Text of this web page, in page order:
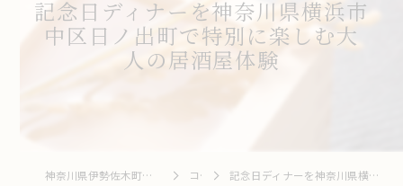
記念日ディナーを神奈川県横浜市
中区日ノ出町で特別に楽しむ大
人の居酒屋体験
神奈川県伊勢佐木町周辺の居酒屋なら和牛 To 釆菜 更井酒店 コラム 記念日ディナーを神奈川県横浜市中区日ノ出町で特別に楽しむ大人の居酒屋体験